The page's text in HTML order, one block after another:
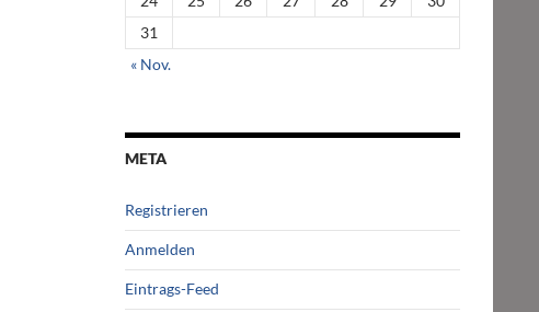
31
« Nov.
META
Registrieren
Anmelden
Eintrags-Feed